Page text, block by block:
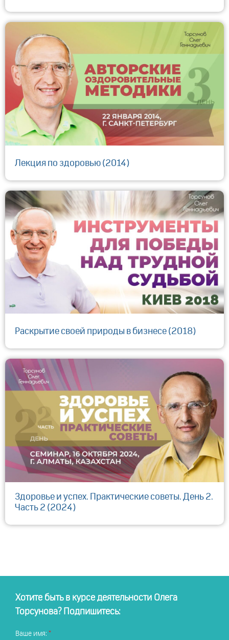
Лекция по здоровью (2014)
Раскрытие своей природы в бизнесе (2018)
Здоровье и успех. Практические советы. День 2.
Часть 2 (2024)
Хотите быть в курсе деятельности Олега
Торсунова? Подпишитесь:
Ваше имя: